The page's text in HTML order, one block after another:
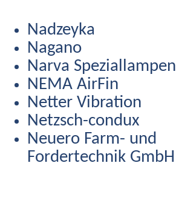
Nadzeyka
Nagano
Narva Speziallampen
NEMA AirFin
Netter Vibration
Netzsch-condux
Neuero Farm- und
Fordertechnik GmbH